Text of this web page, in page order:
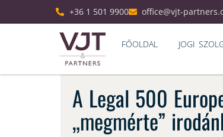
+36 1 501 9900 office@vjt-
FŐOLDAL JOGI
A Legal 500
„megmérte”